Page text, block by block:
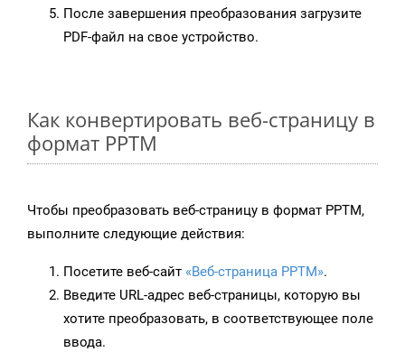
После завершения преобразования загрузите
PDF-файл на свое устройство.
Как конвертировать веб-страницу в
формат PPTM
Чтобы преобразовать веб-страницу в формат PPTM,
выполните следующие действия:
Посетите веб-сайт «Веб-страница PPTM».
Введите URL-адрес веб-страницы, которую вы
хотите преобразовать, в соответствующее поле
ввода.